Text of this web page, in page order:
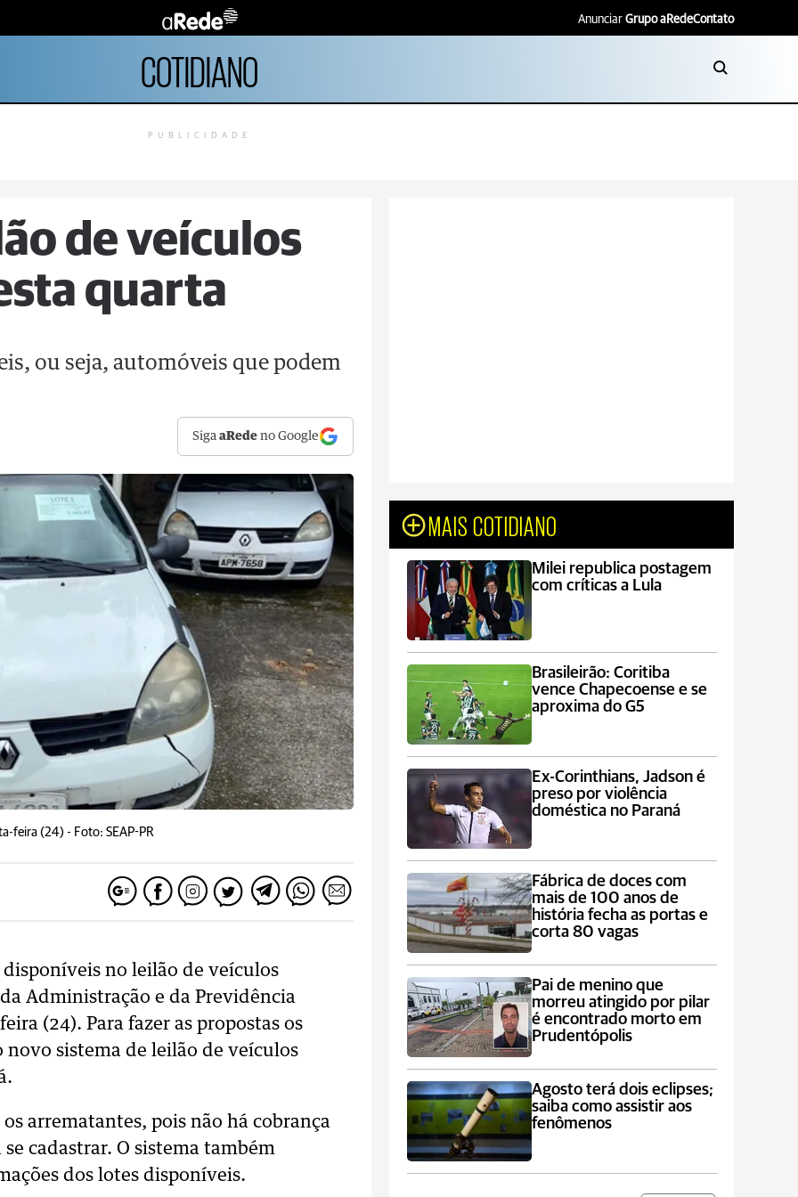
Anunciar Grupo aRedeContato
COTIDIANO
PUBLICIDADE
de veículos
quarta
ou seja, automóveis que podem
SigaaRede no Google
feira (24) - Foto: SEAP-PR
no leilão de veículos
Administração e da Previdência
(24). Para fazer as propostas os
novo sistema de leilão de veículos
arrematantes, pois não há cobrança
cadastrar. O sistema também
dos lotes disponíveis.
MAIS COTIDIANO
Milei republica postagem
com críticas a Lula
Brasileirão: Coritiba
vence Chapecoense e se
aproxima do G5
Ex-Corinthians, Jadson é
preso por violência
doméstica no Paraná
Fábrica de doces com
mais de 100 anos de
história fecha as portas e
corta 80 vagas
Pai de menino que
morreu atingido por pilar
é encontrado morto em
Prudentópolis
Agosto terá dois eclipses;
saiba como assistir aos
fenômenos